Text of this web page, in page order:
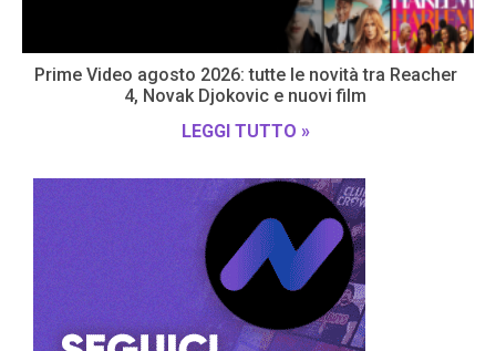
Prime Video agosto 2026: tutte le novità tra Reacher
4, Novak Djokovic e nuovi film
LEGGI TUTTO »